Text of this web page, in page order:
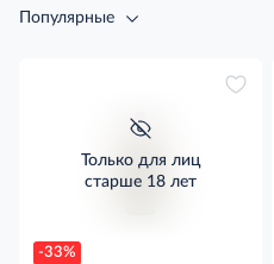
Популярные
-33%
Только для лиц
старше 18 лет